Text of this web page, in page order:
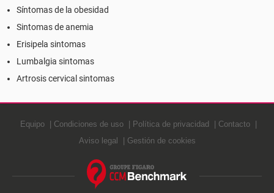
Síntomas de la obesidad
Sintomas de anemia
Erisipela sintomas
Lumbalgia sintomas
Artrosis cervical sintomas
Equipo Condiciones de uso Política de privacidad
Contacto
Aviso legal
Gestión de cookies